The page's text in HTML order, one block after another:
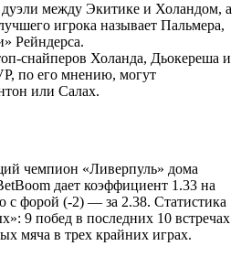
дуэли между Экитике и Холандом, а
игрока называет Пальмера,
Рейндерса.
снайперов Холанда, Дьокереша и
по его мнению, могут
или Салах.
чемпион «Ливерпуль» дома
дает коэффициент 1.33 на
с форой (-2) — за 2.38. Статистика
9 побед в последних 10 встречах
мяча в трех крайних играх.